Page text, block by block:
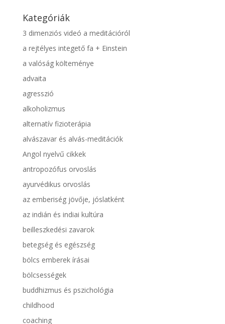
Kategóriák
3 dimenziós videó a meditációról
a rejtélyes integető fa + Einstein
a valóság költeménye
advaita
agresszió
alkoholizmus
alternatív fizioterápia
alvászavar és alvás-meditációk
Angol nyelvű cikkek
antropozófus orvoslás
ayurvédikus orvoslás
az emberiség jövője, jóslatként
az indián és indiai kultúra
beilleszkedési zavarok
betegség és egészség
bölcs emberek írásai
bölcsességek
buddhizmus és pszichológia
childhood
coaching